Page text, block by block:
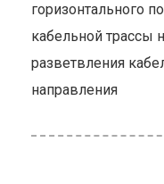
горизонтального
кабельной трассы
разветвления
направления